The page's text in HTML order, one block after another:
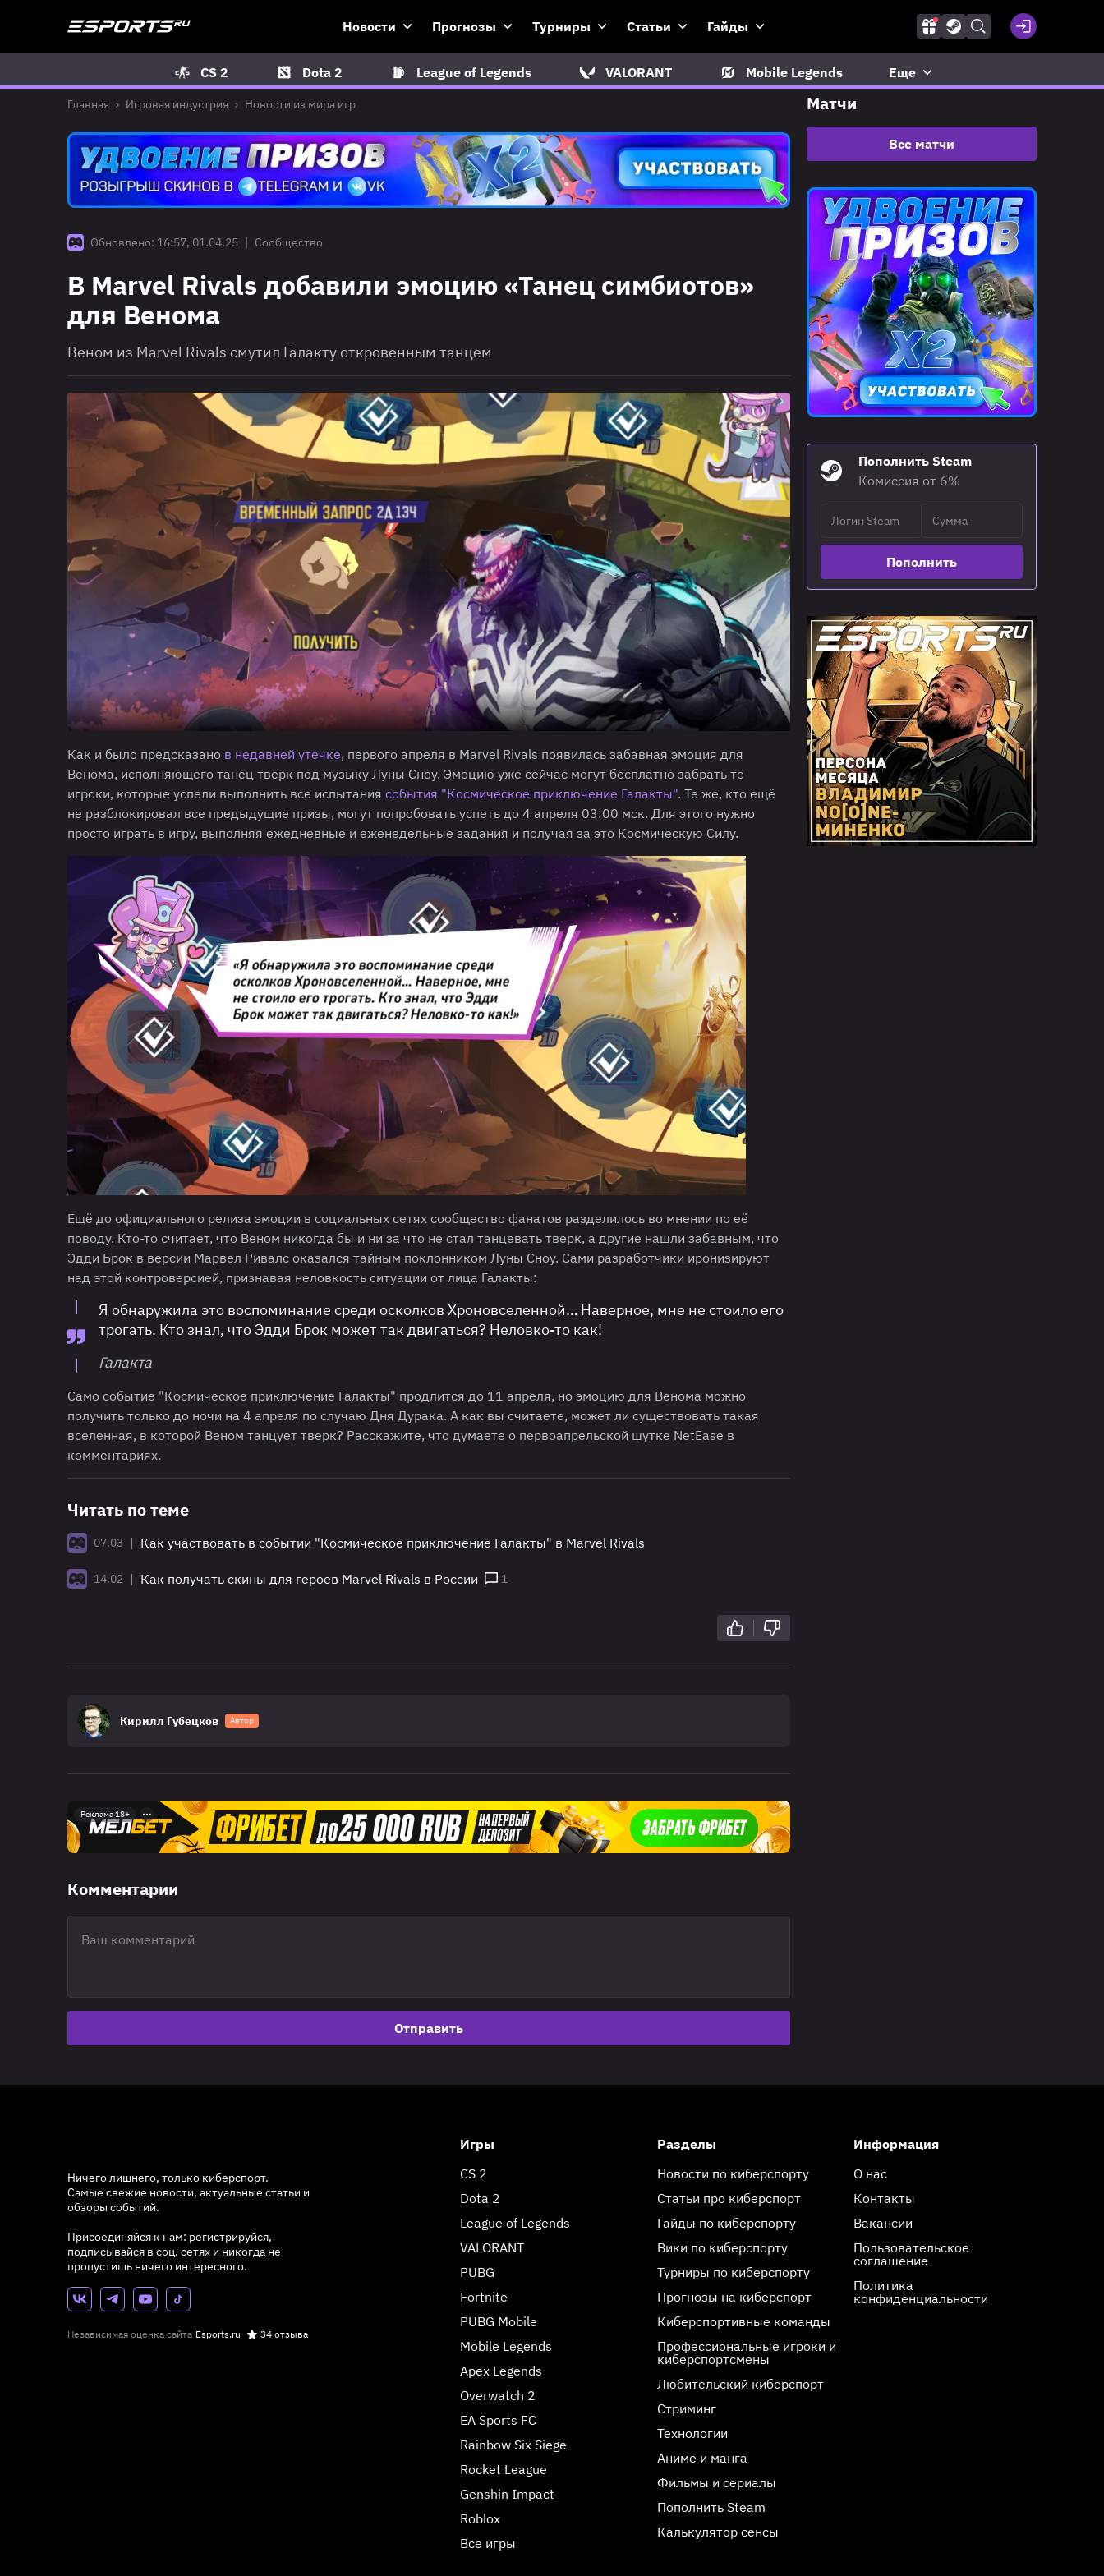
Новости Прогнозы Турниры Статьи Гайды
CS 2 Dota 2 League of Legends VALORANT Mobile Legends Еще
Главная Игровая индустрия Новости из мира игр
Обновлено: 16:57, 01.04.25 | Сообщество
В Marvel Rivals добавили эмоцию «Танец симбиотов»
для Венома
Веном из Marvel Rivals смутил Галакту откровенным танцем
Как и было предсказано в недавней утечке, первого апреля в Marvel Rivals появилась забавная эмоция для
Венома, исполняющего танец тверк под музыку Луны Сноу. Эмоцию уже сейчас могут бесплатно забрать те
игроки, которые успели выполнить все испытания события "Космическое приключение Галакты". Те же, кто ещё
не разблокировал все предыдущие призы, могут попробовать успеть до 4 апреля 03:00 мск. Для этого нужно
просто играть в игру, выполняя ежедневные и еженедельные задания и получая за это Космическую Силу.
Ещё до официального релиза эмоции в социальных сетях сообщество фанатов разделилось во мнении по её
поводу. Кто-то считает, что Веном никогда бы и ни за что не стал танцевать тверк, а другие нашли забавным, что
Эдди Брок в версии Марвел Ривалс оказался тайным поклонником Луны Сноу. Сами разработчики иронизируют
над этой контроверсией, признавая неловкость ситуации от лица Галакты:
Я обнаружила это воспоминание среди осколков Хроновселенной… Наверное, мне не стоило его
трогать. Кто знал, что Эдди Брок может так двигаться? Неловко-то как!
Галакта
Само событие "Космическое приключение Галакты" продлится до 11 апреля, но эмоцию для Венома можно
получить только до ночи на 4 апреля по случаю Дня Дурака. А как вы считаете, может ли существовать такая
вселенная, в которой Веном танцует тверк? Расскажите, что думаете о первоапрельской шутке NetEase в
комментариях.
Читать по теме
07.03 | Как участвовать в событии "Космическое приключение Галакты" в Marvel Rivals
14.02 | Как получать скины для героев Marvel Rivals в России 1
Кирилл Губецков Автор
Реклама 18+
Комментарии
Отправить
Матчи
Все матчи
Пополнить Steam
Комиссия от 6%
Пополнить
Ничего лишнего, только киберспорт.
Самые свежие новости, актуальные статьи и
обзоры событий.
Присоединяйся к нам: регистрируйся,
подписывайся в соц. сетях и никогда не
пропустишь ничего интересного.
Независимая оценка сайта Esports.ru 34 отзыва
Игры
CS 2
Dota 2
League of Legends
VALORANT
PUBG
Fortnite
PUBG Mobile
Mobile Legends
Apex Legends
Overwatch 2
EA Sports FC
Rainbow Six Siege
Rocket League
Genshin Impact
Roblox
Все игры
Разделы
Новости по киберспорту
Статьи про киберспорт
Гайды по киберспорту
Вики по киберспорту
Турниры по киберспорту
Прогнозы на киберспорт
Киберспортивные команды
Профессиональные игроки и
киберспортсмены
Любительский киберспорт
Стриминг
Технологии
Аниме и манга
Фильмы и сериалы
Пополнить Steam
Калькулятор сенсы
Информация
О нас
Контакты
Вакансии
Пользовательское
соглашение
Политика
конфиденциальности